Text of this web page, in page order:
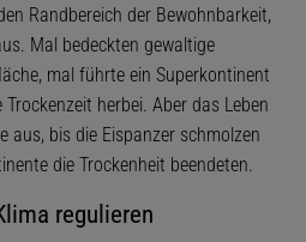
Randbereich der Bewohnbarkeit,
Mal bedeckten gewaltige
mal führte ein Superkontinent
herbei. Aber das Leben
aus, bis die Eispanzer schmolzen
die Trockenheit beendeten.
regulieren